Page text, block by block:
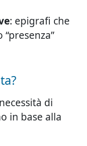
: epigrafi che
di
in base alla